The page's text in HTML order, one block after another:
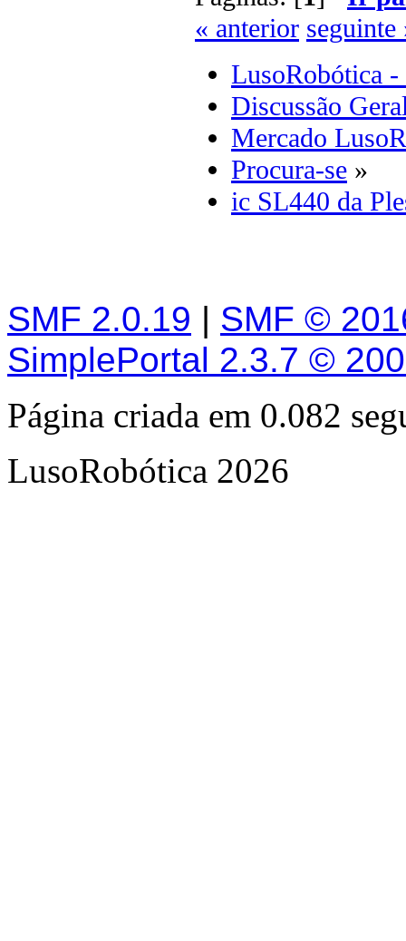
« anterior seguinte
LusoRobótica -
Discussão
Mercado
Procura-se »
ic SL440 da
SMF 2.0.19 | SMF ©
SimplePortal 2.3.7 ©
Página criada em 0.082
LusoRobótica 2026